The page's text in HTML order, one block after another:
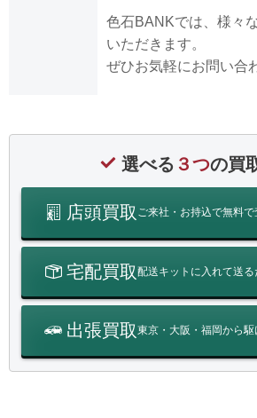
色石BANKでは、様々
いただきます。
ぜひお気軽にお問い合
選べる ３つの買
店頭買取 ご来社・お持込で無料で
宅配買取配送キットに入れて送る
出張買取東京・大阪・福岡から駆